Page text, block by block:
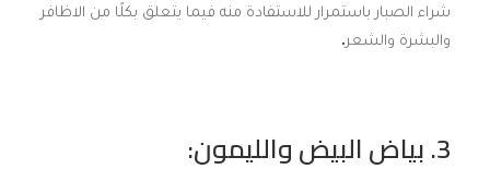
شراء الصبار باستمرار للاستفادة منه فيما يتعلق بكلًا من الاظافر
والبشرة والشعر.
3. بياض البيض والليمون: